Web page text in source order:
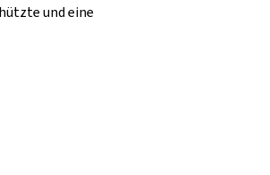
und eine